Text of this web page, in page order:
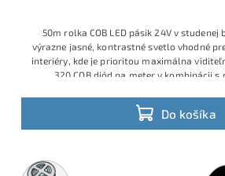
Do košíka
50m rolka COB LED pásik 24V v studenej
výrazne jasné, kontrastné svetlo vhodné
interiéry, kde je prioritou maximálna
320 COB diód na meter v kombinácii s
odleskov, vhodnú do profilov, podhľadov a
svietidiel.
50m